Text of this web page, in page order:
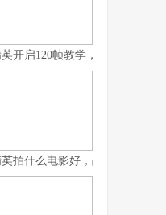
从新手到高手的精准降落之道
开启120帧教学，畅享极致流
的联机指南与心得
拍什么电影好，战术竞技银幕